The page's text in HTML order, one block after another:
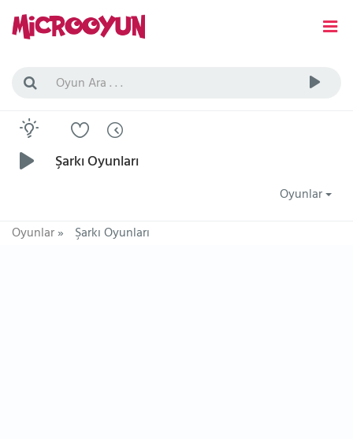
Şarkı Oyunları
Oyunlar
Oyunlar» Şarkı Oyunları